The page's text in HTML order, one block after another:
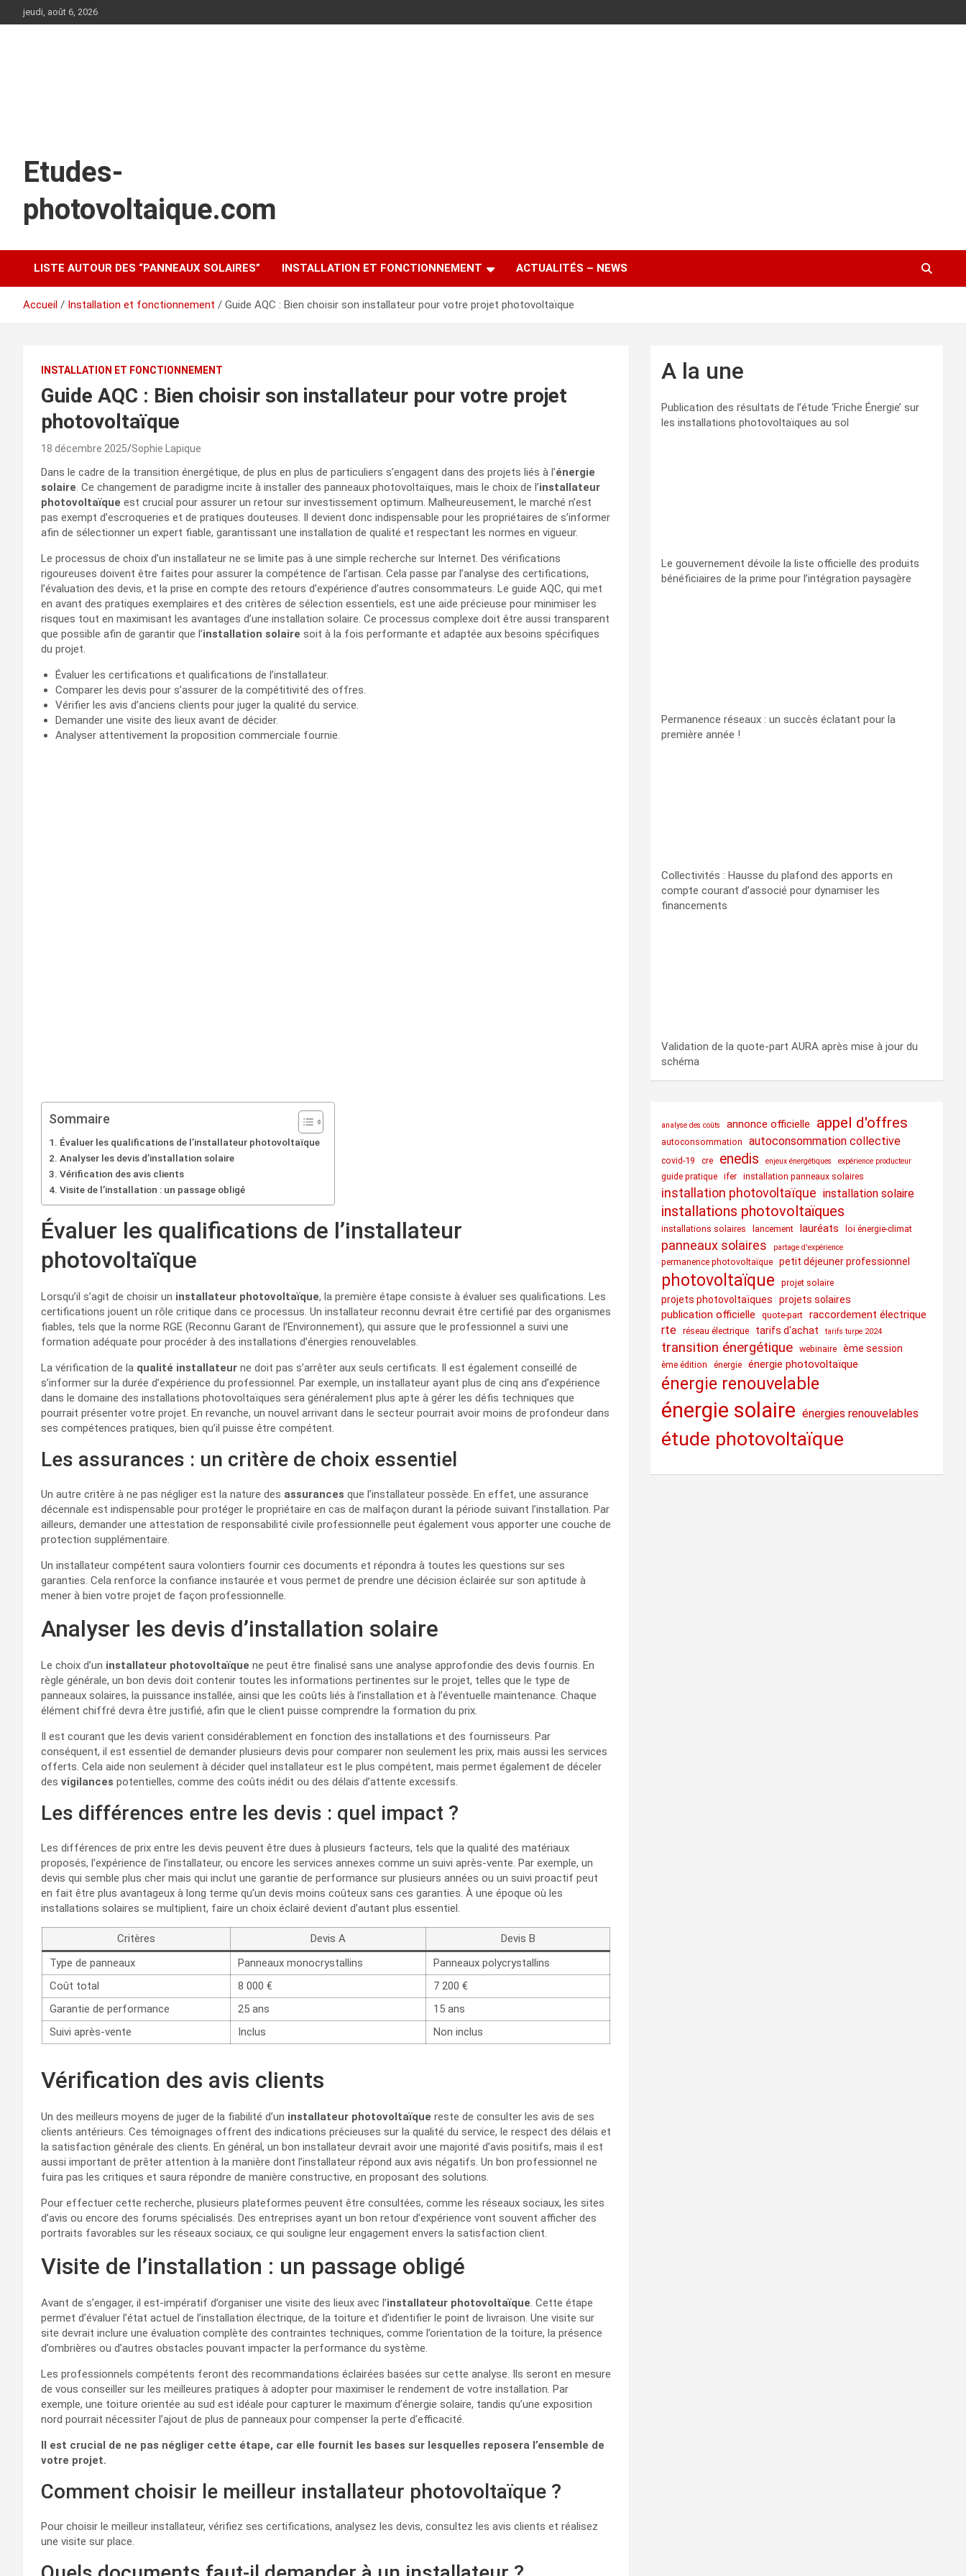
au
jeudi, août 6, 2026
Etudes-
photovoltaique.com
LISTE AUTOUR DES “PANNEAUX SOLAIRES” INSTALLATION ET FONCTIONNEMENT ACTUALITÉS – NEWS
Accueil Installation et fonctionnement Guide AQC : Bien choisir son installateur pour votre projet photovoltaïque
INSTALLATION ET FONCTIONNEMENT
Guide AQC : Bien choisir son installateur pour votre projet
photovoltaïque
18 décembre 2025 Sophie Lapique
Dans le cadre de la transition énergétique, de plus en plus de particuliers s’engagent dans des projets liés à l’énergie
solaire. Ce changement de paradigme incite à installer des panneaux photovoltaïques, mais le choix de l’installateur
photovoltaïque est crucial pour assurer un retour sur investissement optimum. Malheureusement, le marché n’est
pas exempt d’escroqueries et de pratiques douteuses. Il devient donc indispensable pour les propriétaires de s’informer
afin de sélectionner un expert fiable, garantissant une installation de qualité et respectant les normes en vigueur.
Le processus de choix d’un installateur ne se limite pas à une simple recherche sur Internet. Des vérifications
rigoureuses doivent être faites pour assurer la compétence de l’artisan. Cela passe par l’analyse des certifications,
l’évaluation des devis, et la prise en compte des retours d’expérience d’autres consommateurs. Le guide AQC, qui met
en avant des pratiques exemplaires et des critères de sélection essentiels, est une aide précieuse pour minimiser les
risques tout en maximisant les avantages d’une installation solaire. Ce processus complexe doit être aussi transparent
que possible afin de garantir que l’installation solaire soit à la fois performante et adaptée aux besoins spécifiques
du projet.
Évaluer les certifications et qualifications de l’installateur.
Comparer les devis pour s’assurer de la compétitivité des offres.
Vérifier les avis d’anciens clients pour juger la qualité du service.
Demander une visite des lieux avant de décider.
Analyser attentivement la proposition commerciale fournie.
Sommaire
Évaluer les qualifications de l’installateur photovoltaïque
Analyser les devis d’installation solaire
Vérification des avis clients
Visite de l’installation : un passage obligé
Évaluer les qualifications de l’installateur
photovoltaïque
Lorsqu’il s’agit de choisir un installateur photovoltaïque, la première étape consiste à évaluer ses qualifications. Les
certifications jouent un rôle critique dans ce processus. Un installateur reconnu devrait être certifié par des organismes
fiables, tels que la norme RGE (Reconnu Garant de l’Environnement), qui assure que le professionnel a suivi une
formation adéquate pour procéder à des installations d’énergies renouvelables.
La vérification de la qualité installateur ne doit pas s’arrêter aux seuls certificats. Il est également conseillé de
s’informer sur la durée d’expérience du professionnel. Par exemple, un installateur ayant plus de cinq ans d’expérience
dans le domaine des installations photovoltaïques sera généralement plus apte à gérer les défis techniques que
pourrait présenter votre projet. En revanche, un nouvel arrivant dans le secteur pourrait avoir moins de profondeur dans
ses compétences pratiques, bien qu’il puisse être compétent.
Les assurances : un critère de choix essentiel
Un autre critère à ne pas négliger est la nature des assurances que l’installateur possède. En effet, une assurance
décennale est indispensable pour protéger le propriétaire en cas de malfaçon durant la période suivant l’installation. Par
ailleurs, demander une attestation de responsabilité civile professionnelle peut également vous apporter une couche de
protection supplémentaire.
Un installateur compétent saura volontiers fournir ces documents et répondra à toutes les questions sur ses
garanties. Cela renforce la confiance instaurée et vous permet de prendre une décision éclairée sur son aptitude à
mener à bien votre projet de façon professionnelle.
Analyser les devis d’installation solaire
Le choix d’un installateur photovoltaïque ne peut être finalisé sans une analyse approfondie des devis fournis. En
règle générale, un bon devis doit contenir toutes les informations pertinentes sur le projet, telles que le type de
panneaux solaires, la puissance installée, ainsi que les coûts liés à l’installation et à l’éventuelle maintenance. Chaque
élément chiffré devra être justifié, afin que le client puisse comprendre la formation du prix.
Il est courant que les devis varient considérablement en fonction des installations et des fournisseurs. Par
conséquent, il est essentiel de demander plusieurs devis pour comparer non seulement les prix, mais aussi les services
offerts. Cela aide non seulement à décider quel installateur est le plus compétent, mais permet également de déceler
des vigilances potentielles, comme des coûts inédit ou des délais d’attente excessifs.
Les différences entre les devis : quel impact ?
Les différences de prix entre les devis peuvent être dues à plusieurs facteurs, tels que la qualité des matériaux
proposés, l’expérience de l’installateur, ou encore les services annexes comme un suivi après-vente. Par exemple, un
devis qui semble plus cher mais qui inclut une garantie de performance sur plusieurs années ou un suivi proactif peut
en fait être plus avantageux à long terme qu’un devis moins coûteux sans ces garanties. À une époque où les
installations solaires se multiplient, faire un choix éclairé devient d’autant plus essentiel.
Critères Devis A
Devis B
Type de panneaux
Panneaux monocrystallins
Panneaux polycrystallins
Coût total
8 000 €
7 200 €
Garantie de performance
25 ans
15 ans
Suivi après-vente
Inclus Non inclus
Vérification des avis clients
Un des meilleurs moyens de juger de la fiabilité d’un installateur photovoltaïque reste de consulter les avis de ses
clients antérieurs. Ces témoignages offrent des indications précieuses sur la qualité du service, le respect des délais et
la satisfaction générale des clients. En général, un bon installateur devrait avoir une majorité d’avis positifs, mais il est
aussi important de prêter attention à la manière dont l’installateur répond aux avis négatifs. Un bon professionnel ne
fuira pas les critiques et saura répondre de manière constructive, en proposant des solutions.
Pour effectuer cette recherche, plusieurs plateformes peuvent être consultées, comme les réseaux sociaux, les sites
d’avis ou encore des forums spécialisés. Des entreprises ayant un bon retour d’expérience vont souvent afficher des
portraits favorables sur les réseaux sociaux, ce qui souligne leur engagement envers la satisfaction client.
Visite de l’installation : un passage obligé
Avant de s’engager, il est-impératif d’organiser une visite des lieux avec l’installateur photovoltaïque. Cette étape
permet d’évaluer l’état actuel de l’installation électrique, de la toiture et d’identifier le point de livraison. Une visite sur
site devrait inclure une évaluation complète des contraintes techniques, comme l’orientation de la toiture, la présence
d’ombrières ou d’autres obstacles pouvant impacter la performance du système.
Les professionnels compétents feront des recommandations éclairées basées sur cette analyse. Ils seront en mesure
de vous conseiller sur les meilleures pratiques à adopter pour maximiser le rendement de votre installation. Par
exemple, une toiture orientée au sud est idéale pour capturer le maximum d’énergie solaire, tandis qu’une exposition
nord pourrait nécessiter l’ajout de plus de panneaux pour compenser la perte d’efficacité.
Il est crucial de ne pas négliger cette étape, car elle fournit les bases sur lesquelles reposera l’ensemble de
votre projet.
Comment choisir le meilleur installateur photovoltaïque ?
Pour choisir le meilleur installateur, vérifiez ses certifications, analysez les devis, consultez les avis clients et réalisez
une visite sur place.
A la une
Publication des résultats de l’étude ‘Friche Énergie’ sur
les installations photovoltaïques au sol
Le gouvernement dévoile la liste officielle des produits
bénéficiaires de la prime pour l’intégration paysagère
Permanence réseaux : un succès éclatant pour la
première année !
Collectivités : Hausse du plafond des apports en
compte courant d’associé pour dynamiser les
financements
Validation de la quote-part AURA après mise à jour du
schéma
analyse des coûts annonce officielle appel d'offres
autoconsommation autoconsommation collective
covid-19 cre enedis enjeux énergétiques expérience producteur
guide pratique ifer installation panneaux solaires
installation photovoltaïque installation solaire
installations photovoltaïques
installations solaires lancement lauréats loi énergie-climat
panneaux solaires partage d'expérience
permanence photovoltaïque petit déjeuner professionnel
photovoltaïque projet solaire
projets photovoltaïques projets solaires
publication officielle quote-part raccordement électrique
rte réseau électrique tarifs d'achat tarifs turpe 2024
transition énergétique webinaire ème session
ème édition énergie énergie photovoltaïque
énergie renouvelable
énergie solaire énergies renouvelables
étude photovoltaïque